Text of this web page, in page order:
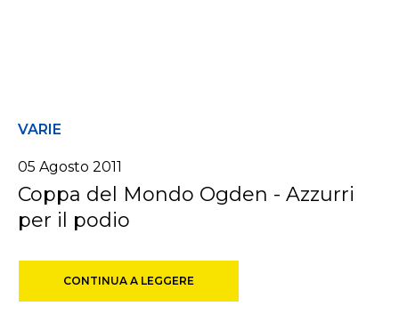
VARIE
05 Agosto 2011
Coppa del Mondo Ogden - Azzurri
per il podio
CONTINUA A LEGGERE